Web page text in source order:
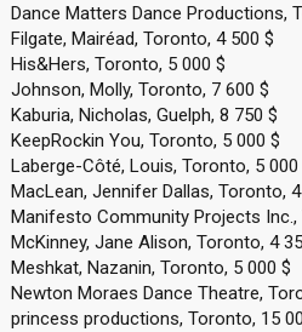
Dance Matters Dance Productions,
Filgate, Mairéad, Toronto, 4 500 $
His&Hers, Toronto, 5 000 $
Johnson, Molly, Toronto, 7 600 $
Kaburia, Nicholas, Guelph, 8 750 $
KeepRockin You, Toronto, 5 000 $
Laberge-Côté, Louis, Toronto, 5 000
MacLean, Jennifer Dallas, Toronto,
Manifesto Community Projects Inc.,
McKinney, Jane Alison, Toronto, 4
Meshkat, Nazanin, Toronto, 5 000 $
Newton Moraes Dance Theatre,
princess productions, Toronto, 15